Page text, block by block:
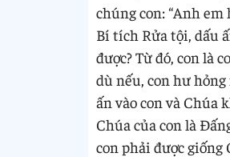
chúng con: “Anh
Bí tích Rửa tội, dấu
được? Từ đó, con là
dù nếu, con hư
ấn vào con và Chúa
Chúa của con là
con phải được